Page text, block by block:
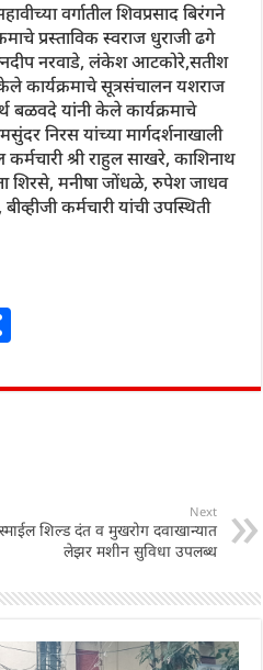
वर्गातील शिवप्रसाद बिरंगने
प्रस्ताविक स्वराज धुराजी ढगे
नरवाडे, लंकेश आटकोरे,सतीश
कार्यक्रमाचे सूत्रसंचालन यशराज
यांनी केले कार्यक्रमाचे
निरस यांच्या मार्गदर्शनाखाली
श्री राहुल साखरे, काशिनाथ
शिरसे, मनीषा जोंधळे, रुपेश जाधव
कर्मचारी यांची उपस्थिती
ar
Next
स्माईल शिल्ड दंत व मुखरोग दवाखान्यात
लेझर मशीन सुविधा उपलब्ध